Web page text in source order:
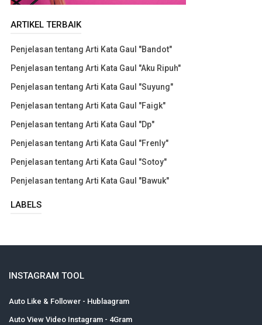
ARTIKEL TERBAIK
Penjelasan tentang Arti Kata Gaul "Bandot"
Penjelasan tentang Arti Kata Gaul "Aku Ripuh"
Penjelasan tentang Arti Kata Gaul "Suyung"
Penjelasan tentang Arti Kata Gaul "Faigk"
Penjelasan tentang Arti Kata Gaul "Dp"
Penjelasan tentang Arti Kata Gaul "Frenly"
Penjelasan tentang Arti Kata Gaul "Sotoy"
Penjelasan tentang Arti Kata Gaul "Bawuk"
LABELS
INSTAGRAM TOOL
Auto Like & Follower - Hublaagram
Auto View Video Instagram - 4Gram